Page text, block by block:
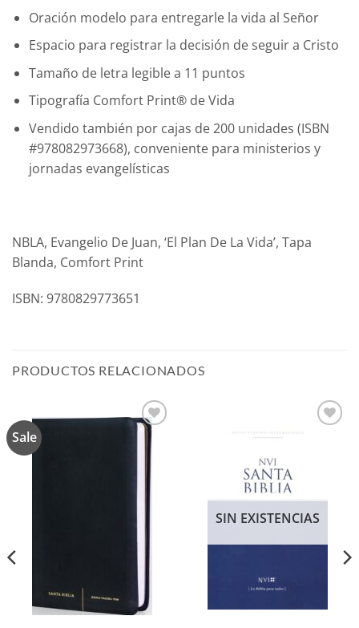
Oración modelo para entregarle la vida al Señor
Espacio para registrar la decisión de seguir a Cristo
Tamaño de letra legible a 11 puntos
Tipografía Comfort Print® de Vida
Vendido también por cajas de 200 unidades (ISBN
#978082973668), conveniente para ministerios y
jornadas evangelísticas
NBLA, Evangelio De Juan, ‘El Plan De La Vida’, Tapa
Blanda, Comfort Print
ISBN: 9780829773651
PRODUCTOS RELACIONADOS
Sale
Añadir
a la
deseos
SIN EXISTENCIAS